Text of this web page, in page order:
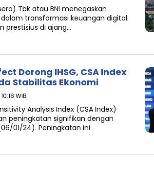
Tbk atau BNI menegaskan
transformasi keuangan digital.
prestisius di ajang…
Dorong IHSG, CSA Index
Stabilitas Ekonomi
WIB
Analysis Index (CSA Index)
peningkatan signifikan dengan
01/24). Peningkatan ini